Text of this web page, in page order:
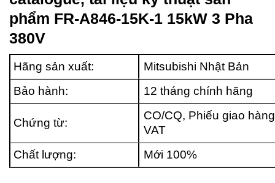
phẩm FR-A846-15K-1 15kW 3 Pha
380V
Hãng sản xuất:
Mitsubishi Nhật Bản
Bảo hành:
12 tháng chính hãng
Chứng từ:
CO/CQ, Phiếu giao
VAT
Chất lượng:
Mới 100%